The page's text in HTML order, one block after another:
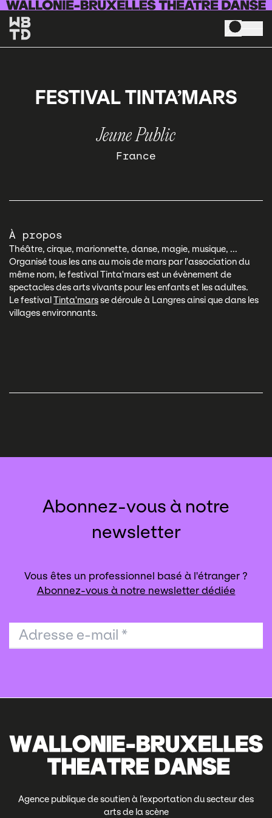
Aller au contenu principal
FESTIVAL TINTA’MARS
Jeune Public
France
À propos
Théâtre, cirque, marionnette, danse, magie, musique, ...
Organisé tous les ans au mois de mars par l'association du
même nom, le festival Tinta'mars est un évènement de
spectacles des arts vivants pour les enfants et les adultes.
Le festival Tinta'marsse déroule à Langres ainsi que dans les
villages environnants.
Abonnez-vous à notre
newsletter
Vous êtes un professionnel basé à l'étranger ?
Abonnez-vous à notre newsletter dédiée
Adresse e-mail *
Agence publique de soutien à l’exportation du secteur des
arts de la scène